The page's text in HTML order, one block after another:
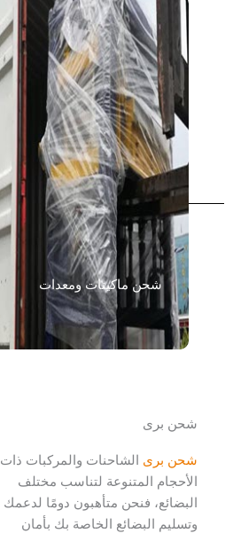
شحن ماكينات ومعدات
شحن برى
شحن برى الشاحنات والمركبات ذات
الأحجام المتنوعة لتناسب مختلف
البضائع، فنحن متأهبون دومًا لدعمك
وتسليم البضائع الخاصة بك بأمان